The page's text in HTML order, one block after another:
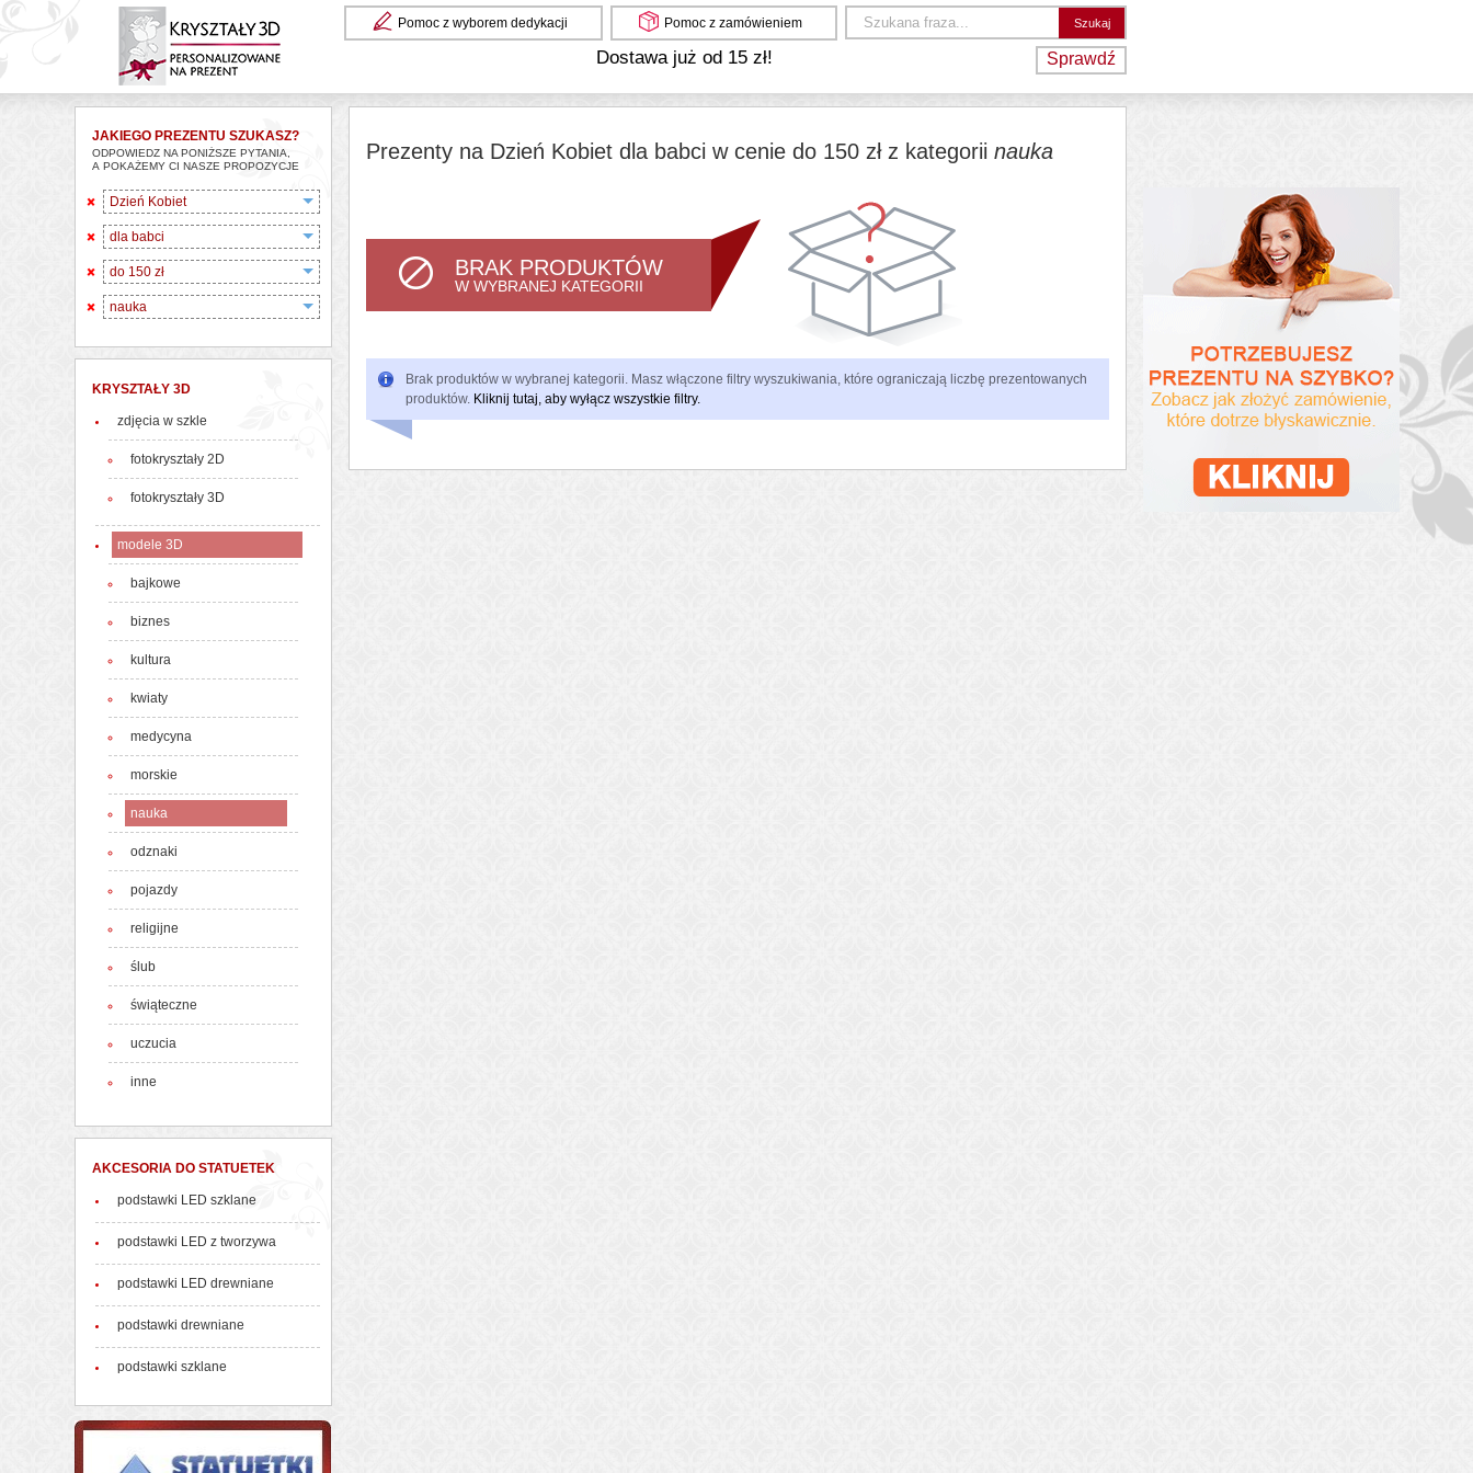
Pomoc z wyborem dedykacji Pomoc z zamówieniem
Dostawa już od 15 zł! Sprawdź
JAKIEGO PREZENTU SZUKASZ?
ODPOWIEDZ NA PONIŻSZE PYTANIA,
A POKAŻEMY CI NASZE PROPOZYCJE
Dzień Kobiet
dla babci
do 150 zł
nauka
KRYSZTAŁY 3D
zdjęcia w szkle
fotokryształy 2D
fotokryształy 3D
modele 3D
bajkowe
biznes
kultura
kwiaty
medycyna
morskie
nauka
odznaki
pojazdy
religijne
ślub
świąteczne
uczucia
inne
AKCESORIA DO STATUETEK
podstawki LED szklane
podstawki LED z tworzywa
podstawki LED drewniane
podstawki drewniane
podstawki szklane
Prezenty na Dzień Kobiet dla babci w cenie do 150 zł z kategorii nauka
BRAK PRODUKTÓW
W WYBRANEJ KATEGORII
Brak produktów w wybranej kategorii. Masz włączone filtry wyszukiwania, które ograniczają liczbę prezentowanych
produktów. Kliknij tutaj, aby wyłącz wszystkie filtry.